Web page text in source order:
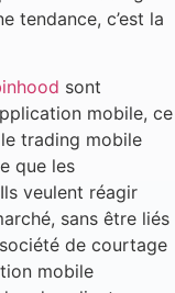
tendance, c’est la
sont
mobile, ce
trading mobile
que les
veulent réagir
sans être liés
de courtage
mobile